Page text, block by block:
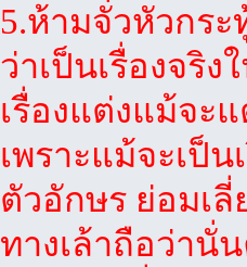
5.ห้ามจั่วหัวกระ
ว่าเป็นเรื่องจริ
เรื่องแต่งแม้จะ
เพราะแม้จะเป็
ตัวอักษร ย่อมเลี่
ทางเล้าถือว่านั่